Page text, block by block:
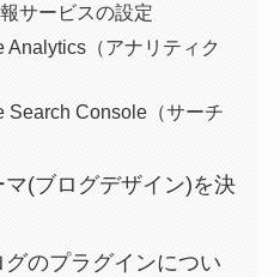
サービスの設定
Analytics（アナリティク
Search Console（サーチ
(ブログデザイン)を決
のプラグインについ